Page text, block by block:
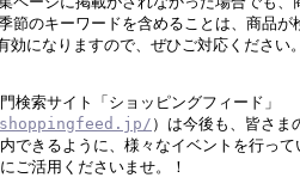
キーワードを含めることは、商品が
なりますので、ぜひご対応ください
検索サイト「ショッピングフィード」
）は今後も、皆さま
できるように、様々なイベントを行って
ご活用くださいませ。！